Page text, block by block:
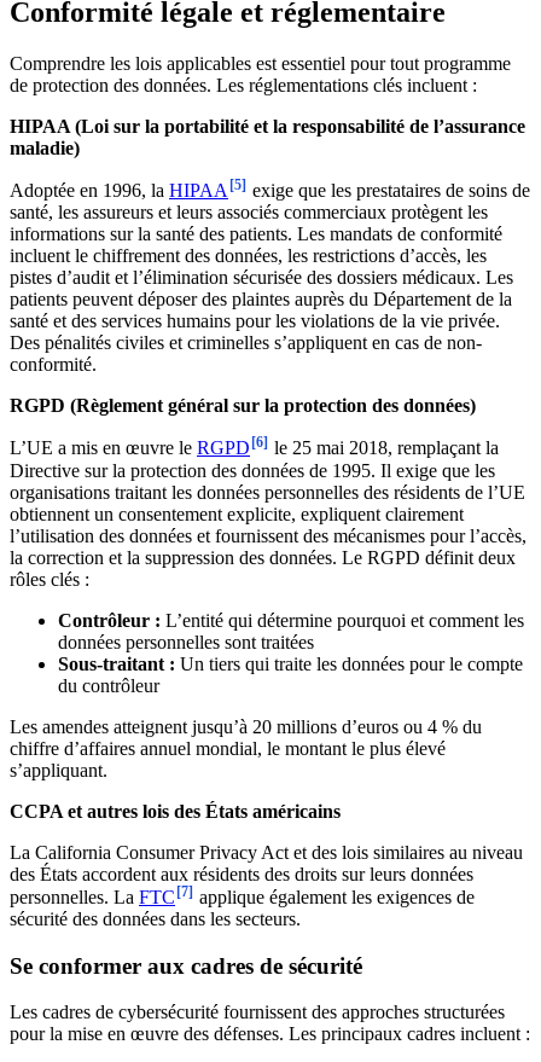
Conformité légale et réglementaire
Comprendre les lois applicables est essentiel pour tout programme
de protection des données. Les réglementations clés incluent :
HIPAA (Loi sur la portabilité et la responsabilité de l’assurance
maladie)
Adoptée en 1996, la HIPAA [5] exige que les prestataires de soins de
santé, les assureurs et leurs associés commerciaux protègent les
informations sur la santé des patients. Les mandats de conformité
incluent le chiffrement des données, les restrictions d’accès, les
pistes d’audit et l’élimination sécurisée des dossiers médicaux. Les
patients peuvent déposer des plaintes auprès du Département de la
santé et des services humains pour les violations de la vie privée.
Des pénalités civiles et criminelles s’appliquent en cas de non-
conformité.
RGPD (Règlement général sur la protection des données)
L’UE a mis en œuvre le RGPD [6] le 25 mai 2018, remplaçant la
Directive sur la protection des données de 1995. Il exige que les
organisations traitant les données personnelles des résidents de l’UE
obtiennent un consentement explicite, expliquent clairement
l’utilisation des données et fournissent des mécanismes pour l’accès,
la correction et la suppression des données. Le RGPD définit deux
rôles clés :
Contrôleur : L’entité qui détermine pourquoi et comment les
données personnelles sont traitées
Sous-traitant : Un tiers qui traite les données pour le compte
du contrôleur
Les amendes atteignent jusqu’à 20 millions d’euros ou 4 % du
chiffre d’affaires annuel mondial, le montant le plus élevé
s’appliquant.
CCPA et autres lois des États américains
La California Consumer Privacy Act et des lois similaires au niveau
des États accordent aux résidents des droits sur leurs données
personnelles. La FTC [7] applique également les exigences de
sécurité des données dans les secteurs.
Se conformer aux cadres de sécurité
Les cadres de cybersécurité fournissent des approches structurées
pour la mise en œuvre des défenses. Les principaux cadres incluent :